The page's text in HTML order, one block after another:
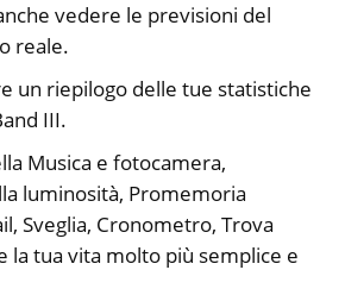
vedere le previsioni del
reale.
un riepilogo delle tue statistiche
III.
Musica e fotocamera,
luminosità, Promemoria
Sveglia, Cronometro, Trova
la tua vita molto più semplice e